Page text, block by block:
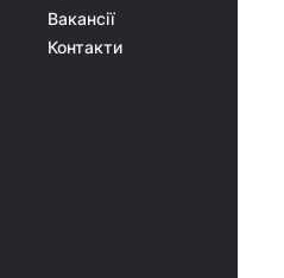
Вакансії
Контакти